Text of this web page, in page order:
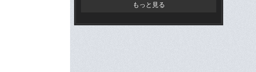
もっと見る